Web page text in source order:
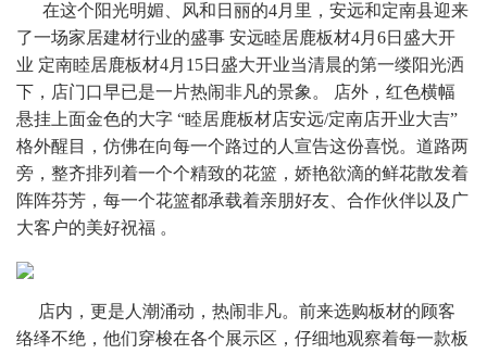
在这个阳光明媚、风和日丽的4月里，安远和定南县迎来
了一场家居建材行业的盛事 安远睦居鹿板材4月6日盛大开
业 定南睦居鹿板材4月15日盛大开业当清晨的第一缕阳光洒
下，店门口早已是一片热闹非凡的景象。 店外，红色横幅
悬挂上面金色的大字 “睦居鹿板材店安远/定南店开业大吉”
格外醒目，仿佛在向每一个路过的人宣告这份喜悦。道路两
旁，整齐排列着一个个精致的花篮，娇艳欲滴的鲜花散发着
阵阵芬芳，每一个花篮都承载着亲朋好友、合作伙伴以及广
大客户的美好祝福 。
店内，更是人潮涌动，热闹非凡。前来选购板材的顾客
络绎不绝，他们穿梭在各个展示区，仔细地观察着每一款板